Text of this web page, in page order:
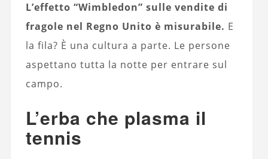
L’effetto “Wimbledon” sulle vendite di
fragole nel Regno Unito è misurabile. E
la fila? È una cultura a parte. Le persone
aspettano tutta la notte per entrare sul
campo.
L’erba che plasma il
tennis